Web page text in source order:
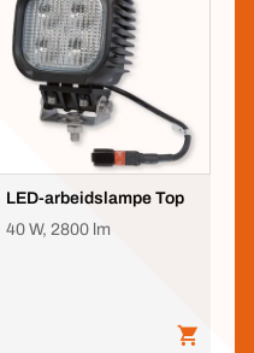
LED-arbeidslampe Top
40 W, 2800 lm